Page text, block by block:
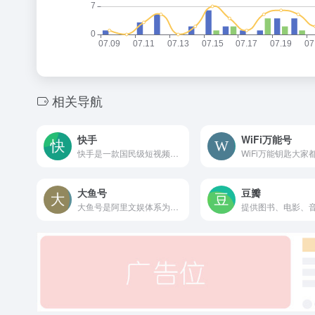
相关导航
快手 WiFi万能号
大鱼号 豆瓣